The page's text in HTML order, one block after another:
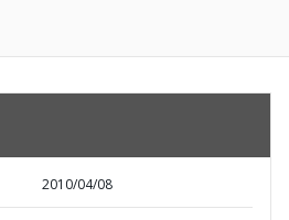
2010/04/08